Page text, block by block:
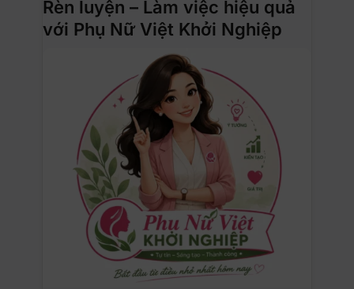
Rèn luyện – Làm việc hiệu quả
với Phụ Nữ Việt Khởi Nghiệp